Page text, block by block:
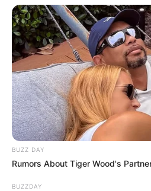
BUZZ DAY
Rumors About Tiger Wood's
BUZZDAY